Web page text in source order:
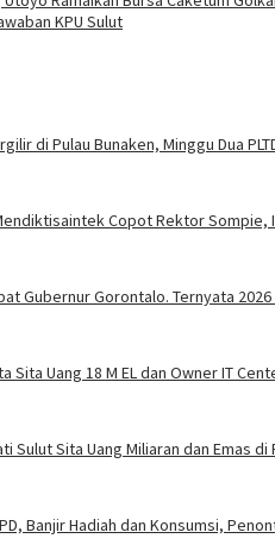
KPU Sulut
di Pulau Bunaken, Minggu Dua
Copot Rektor Sompie,
Gubernur Gorontalo. Ternyata
Sita Uang 18 M EL dan Owner IT
Sulut Sita Uang Miliaran dan Emas di
Banjir Hadiah dan Konsumsi,